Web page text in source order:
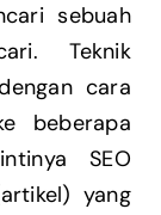
sebuah
Teknik
cara
beberapa
SEO
yang